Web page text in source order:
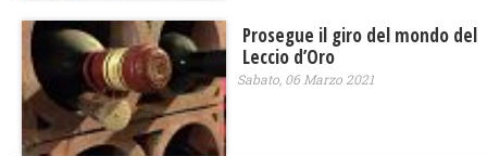
Prosegue il giro del mondo del
Leccio d’Oro
Sabato, 06 Marzo 2021